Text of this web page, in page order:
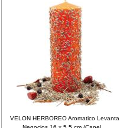
VELON HERBOREO Aromatico Levanta